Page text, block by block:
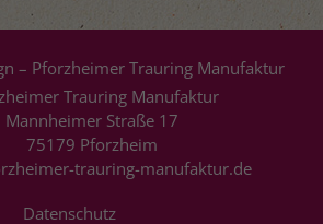
– Pforzheimer Trauring Manufaktur
Trauring Manufaktur
Mannheimer Straße 17
75179 Pforzheim
trauring-manufaktur.de
Datenschutz